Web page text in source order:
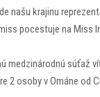
našu krajinu
pocestuje na Miss
medzinárodnú súťaž
2 osoby v Ománe od